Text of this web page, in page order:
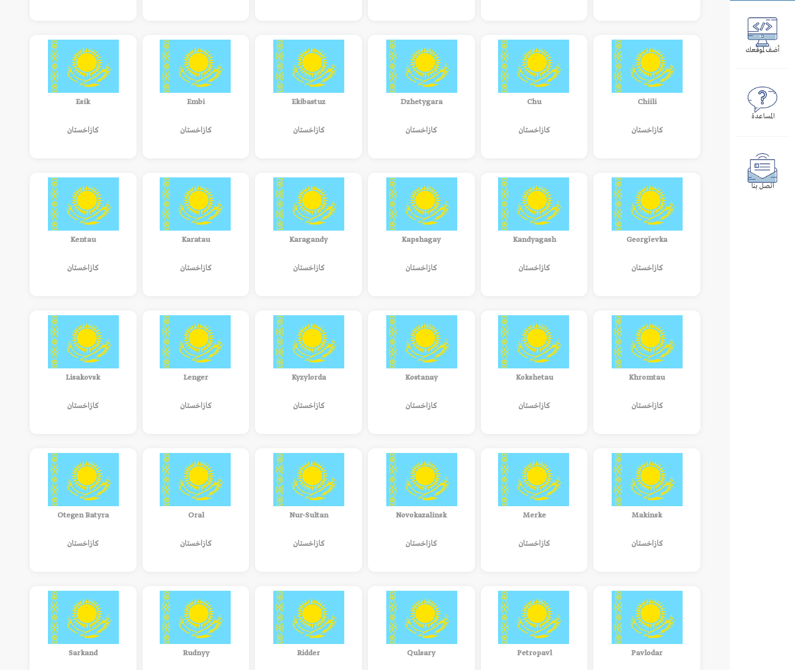
أضف لموقعك
المساعدة
اتصل بنا
Chiili
كازاخستان
Chu
كازاخستان
Dzhetygara
كازاخستان
Ekibastuz
كازاخستان
Embi
كازاخستان
Esik
كازاخستان
Georgīevka
كازاخستان
Kandyagash
كازاخستان
Kapshagay
كازاخستان
Karagandy
كازاخستان
Karatau
كازاخستان
Kentau
كازاخستان
Khromtau
كازاخستان
Kokshetau
كازاخستان
Kostanay
كازاخستان
Kyzylorda
كازاخستان
Lenger
كازاخستان
Lisakovsk
كازاخستان
Makinsk
كازاخستان
Merke
كازاخستان
Novokazalinsk
كازاخستان
Nur-Sultan
كازاخستان
Oral
كازاخستان
Otegen Batyra
كازاخستان
Pavlodar
Petropavl
Qulsary
Ridder
Rudnyy
Sarkand